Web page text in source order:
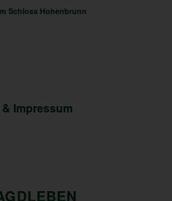
Schloss Hohenbrunn
Impressum